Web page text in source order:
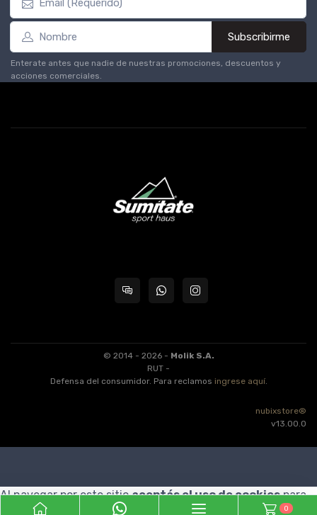
Subscribirme
Enterate antes que nadie de nuestras promociones, descuentos y
acciones comerciales.
© 2014 - 2026 - Molik S.A.
RUT -
Defensa del consumidor. Para reclamos ingrese aquí.
nubixstore®
v13.00.0
0
Al navegar por este sitioaceptás el uso de cookiespara